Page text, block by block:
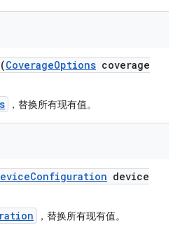
(CoverageOptions coverage
，替换所有现有值。
Configuration device
，替换所有现有值。